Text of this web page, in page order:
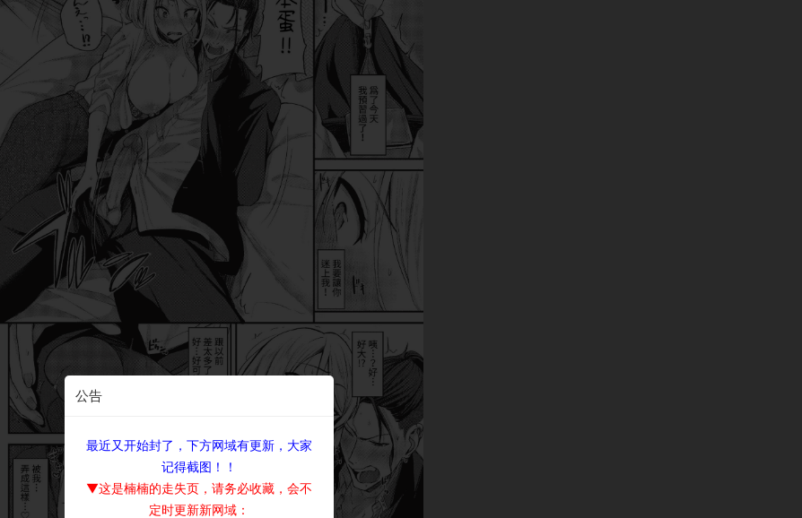
公告
最近又开始封了，下方网域有更新，大家
记得截图！！
▼这是楠楠的走失页，请务必收藏，会不
定时更新新网域：